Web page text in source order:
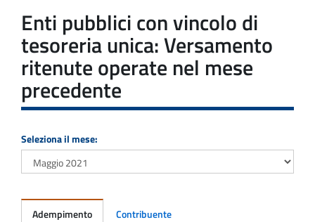
Enti pubblici con vincolo di
tesoreria unica: Versamento
ritenute operate nel mese
precedente
Seleziona il mese:
Adempimento Contribuente